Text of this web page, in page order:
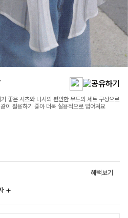
좋은 셔츠와 나시의 편안한 무드의 세트 구성으로
이 활용하기 좋아 더욱 실용적으로 입어져요
혜택보기